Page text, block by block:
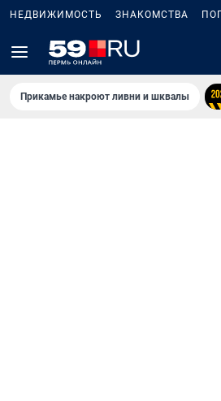
НЕДВИЖИМОСТЬ ЗНАКОМСТВА
Прикамье накроют ливни и шквалы